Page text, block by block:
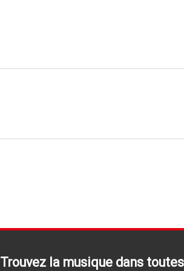
Trouvez la musique dans